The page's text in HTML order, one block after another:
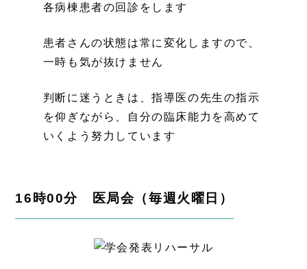
各病棟患者の回診をします
患者さんの状態は常に変化しますので、
一時も気が抜けません
判断に迷うときは、指導医の先生の指示
を仰ぎながら、自分の臨床能力を高めて
いくよう努力しています
16時00分 医局会（毎週火曜日）